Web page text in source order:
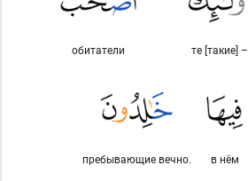
те [такие] –
обитатели
в нём
пребывающие вечно.